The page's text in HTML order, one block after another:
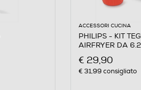
ACCESSORI CUCINA
PHILIPS - KIT
AIRFRYER DA
€ 29,90
€ 31,99 consigliato